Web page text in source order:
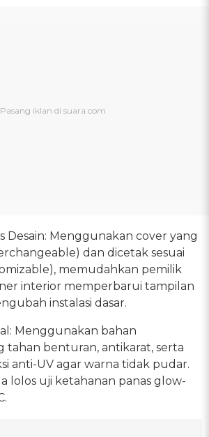
Desain: Menggunakan cover yang
dan dicetak sesuai
memudahkan pemilik
interior memperbarui tampilan
instalasi dasar.
Menggunakan bahan
tahan benturan, antikarat, serta
anti-UV agar warna tidak pudar.
lolos uji ketahanan panas glow-